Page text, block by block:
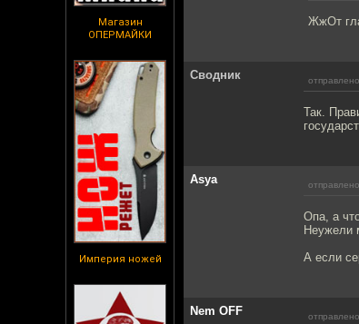
Магазин
ОПЕРМАЙКИ
Империя ножей
ЖжОт
Сводник
Так.
Asya
Опа, а
Неужели
А если
Nem OFF